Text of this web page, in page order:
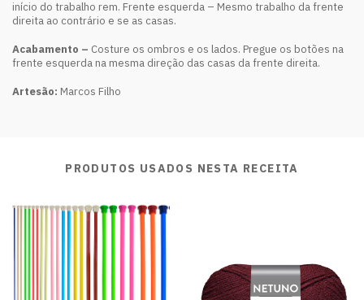
início do trabalho rem. Frente esquerda – Mesmo trabalho da frente
direita ao contrário e se as casas.
Acabamento – Costure os ombros e os lados. Pregue os botões na
frente esquerda na mesma direção das casas da frente direita.
Artesão: Marcos Filho
PRODUTOS USADOS NESTA RECEITA